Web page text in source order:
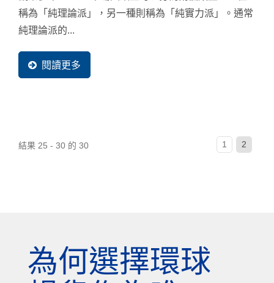
稱為「純理論派」，另一種則稱為「純實力派」。通常
純理論派的...
閱讀更多
結果 25 - 30 的 30 1 2
為何選擇環球